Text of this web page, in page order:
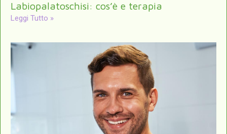
Labiopalatoschisi: cos’è e terapia
Leggi Tutto »